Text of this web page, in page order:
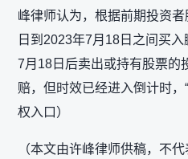
峰律师认为，根据前期投资
日到2023年7月18日之间买
7月18日后卖出或持有股票的
赔，但时效已经进入倒计时，
权入口）
（本文由许峰律师供稿，不